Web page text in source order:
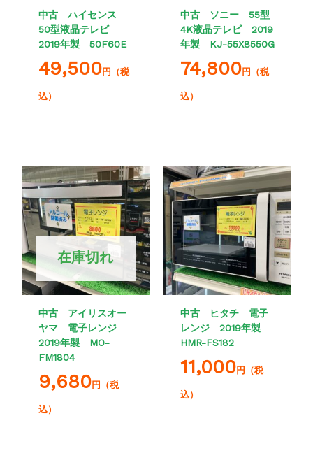
中古 ハイセンス
50型液晶テレビ
2019年製 50F60E
49,500円（税
込）
中古 ソニー 55型
4K液晶テレビ 2019
年製 KJ-55X8550G
74,800円（税
込）
在庫切れ
中古 アイリスオー
ヤマ 電子レンジ
2019年製 MO-
FM1804
9,680円（税
込）
中古 ヒタチ 電子
レンジ 2019年製
HMR-FS182
11,000円（税
込）